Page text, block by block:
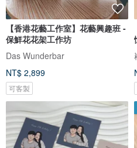
【香港花藝工作室】花藝興趣班 -
保鮮花花架工作坊
Das Wunderbar
NT$ 2,899
可客製